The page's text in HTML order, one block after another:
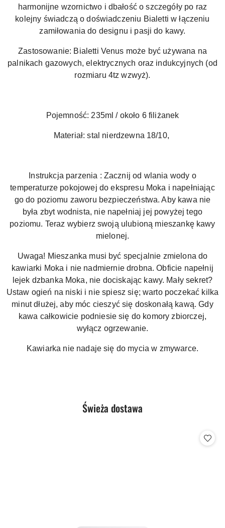
harmonijne wzornictwo i dbałość o szczegóły po raz
kolejny świadczą o doświadczeniu Bialetti w łączeniu
zamiłowania do designu i pasji do kawy.
Zastosowanie: Bialetti Venus może być używana na
palnikach gazowych, elektrycznych oraz indukcyjnych (od
rozmiaru 4tz wzwyż).
Pojemność: 235ml / około 6 filiżanek
Materiał: stal nierdzewna 18/10,
Instrukcja parzenia : Zacznij od wlania wody o
temperaturze pokojowej do ekspresu Moka i napełniając
go do poziomu zaworu bezpieczeństwa. Aby kawa nie
była zbyt wodnista, nie napełniaj jej powyżej tego
poziomu. Teraz wybierz swoją ulubioną mieszankę kawy
mielonej.
Uwaga! Mieszanka musi być specjalnie zmielona do
kawiarki Moka i nie nadmiernie drobna. Obficie napełnij
lejek dzbanka Moka, nie dociskając kawy. Mały sekret?
Ustaw ogień na niski i nie spiesz się; warto poczekać kilka
minut dłużej, aby móc cieszyć się doskonałą kawą. Gdy
kawa całkowicie podniesie się do komory zbiorczej,
wyłącz ogrzewanie.
Kawiarka nie nadaje się do mycia w zmywarce.
Pomiń karuzelę produktów
Produkty
Świeża dostawa